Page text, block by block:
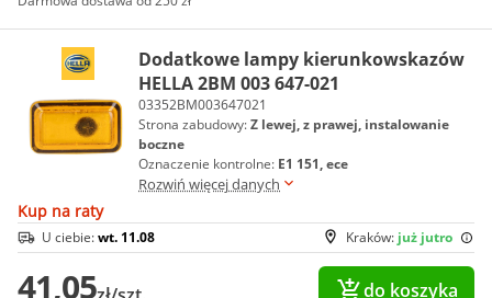
Dodatkowe lampy kierunkowskazów
HELLA 2BM 003 647-021
03352BM003647021
Strona zabudowy:Z lewej, z prawej, instalowanie
boczne
Oznaczenie kontrolne: E1 151, ece
Rozwiń więcej danych
Kup na raty
Kraków: już jutro
U ciebie:wt. 11.08
41,05 do koszyka